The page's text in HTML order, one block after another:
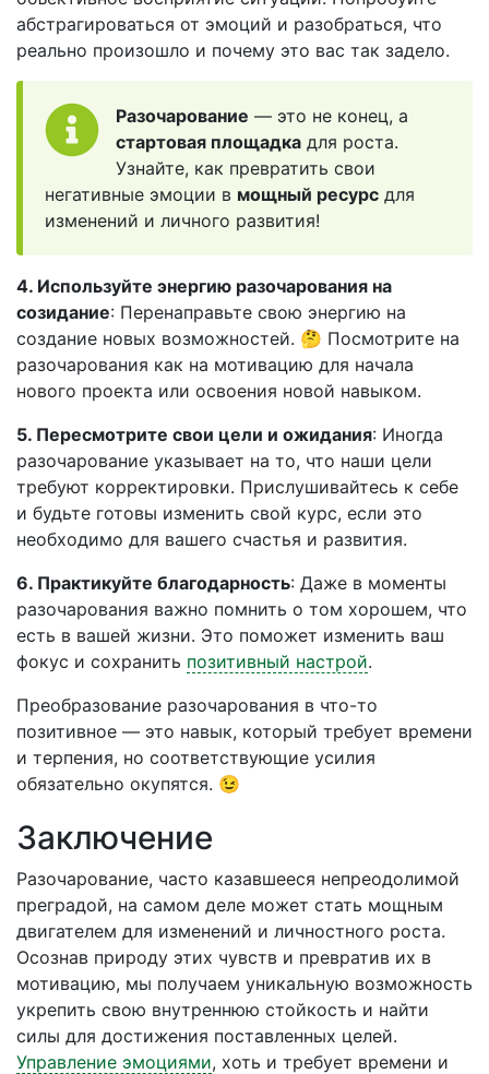
абстрагироваться от эмоций и разобраться, что
реально произошло и почему это вас так задело.
Разочарование — это не конец, а
стартовая площадка для роста.
Узнайте, как превратить свои
негативные эмоции в мощный ресурс для
изменений и личного развития!
4. Используйте энергию разочарования на
созидание: Перенаправьте свою энергию на
создание новых возможностей. 🤔 Посмотрите на
разочарования как на мотивацию для начала
нового проекта или освоения новой навыком.
5. Пересмотрите свои цели и ожидания: Иногда
разочарование указывает на то, что наши цели
требуют корректировки. Прислушивайтесь к себе
и будьте готовы изменить свой курс, если это
необходимо для вашего счастья и развития.
6. Практикуйте благодарность: Даже в моменты
разочарования важно помнить о том хорошем, что
есть в вашей жизни. Это поможет изменить ваш
фокус и сохранить позитивный настрой.
Преобразование разочарования в что-то
позитивное — это навык, который требует времени
и терпения, но соответствующие усилия
обязательно окупятся. 😉
Заключение
Разочарование, часто казавшееся непреодолимой
преградой, на самом деле может стать мощным
двигателем для изменений и личностного роста.
Осознав природу этих чувств и превратив их в
мотивацию, мы получаем уникальную возможность
укрепить свою внутреннюю стойкость и найти
силы для достижения поставленных целей.
Управление эмоциями, хоть и требует времени и